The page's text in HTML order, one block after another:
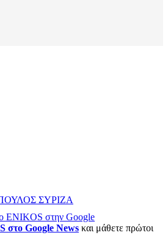
ΣΥΡΙΖΑ
ENIKOS στην Google
στο Google News και μάθετε πρώτοι